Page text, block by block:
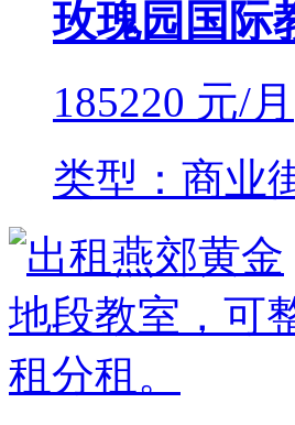
玫瑰园国际
185220 元/月
类型：商业